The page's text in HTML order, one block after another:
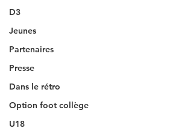
D3
Jeunes
Partenaires
Presse
Dans le rétro
Option foot collège
U18